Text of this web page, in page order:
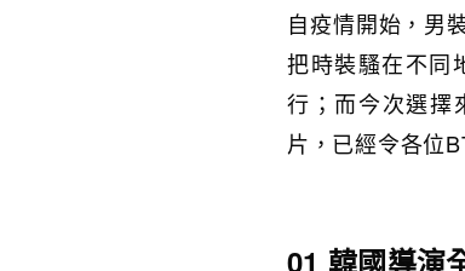
自疫情開始，男
把時裝騷在不同
行；而今次選擇
片，已經令各位
01 韓國導演